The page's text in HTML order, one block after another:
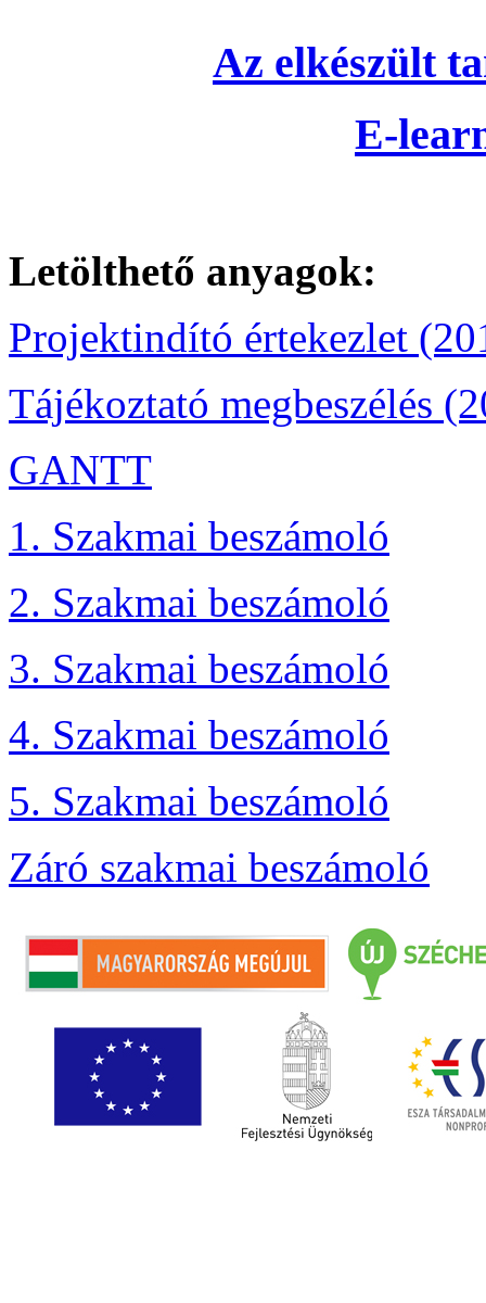
Az elkészült
E-
Letölthető anyagok:
Projektindító értekezlet
Tájékoztató megbeszélés
GANTT
1. Szakmai beszámoló
2. Szakmai beszámoló
3. Szakmai beszámoló
4. Szakmai beszámoló
5. Szakmai beszámoló
Záró szakmai beszámoló